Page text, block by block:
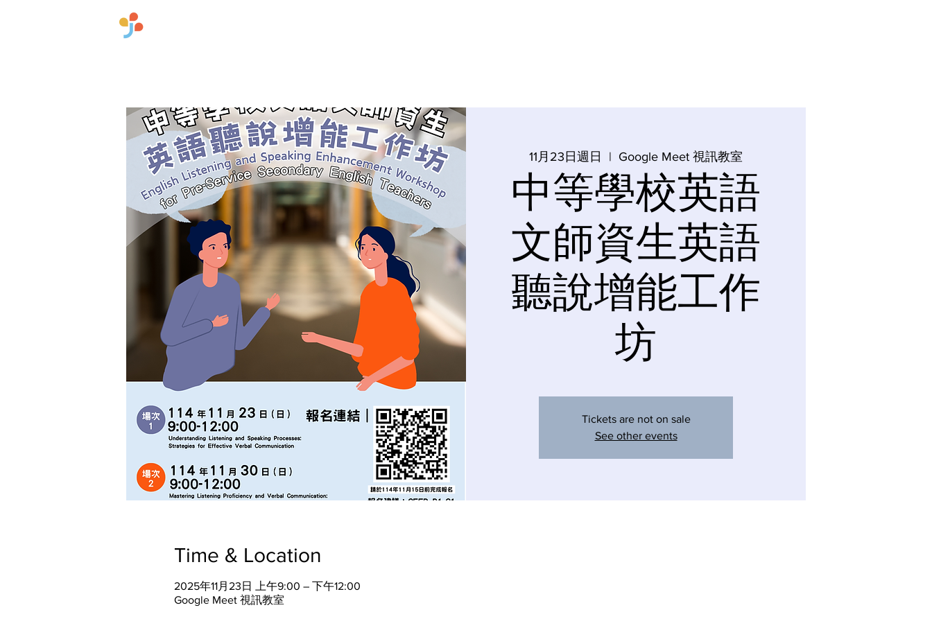
11月23日週日
  |
Google Meet 視訊教室
中等學校英語
文師資生英語
聽說增能工作
坊
Tickets are not on sale
See other events
Time & Location
2025年11月23日 上午9:00 – 下午12:00
Google Meet 視訊教室